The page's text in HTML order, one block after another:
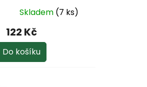
Skladem (7 ks)
122 Kč
Do košíku